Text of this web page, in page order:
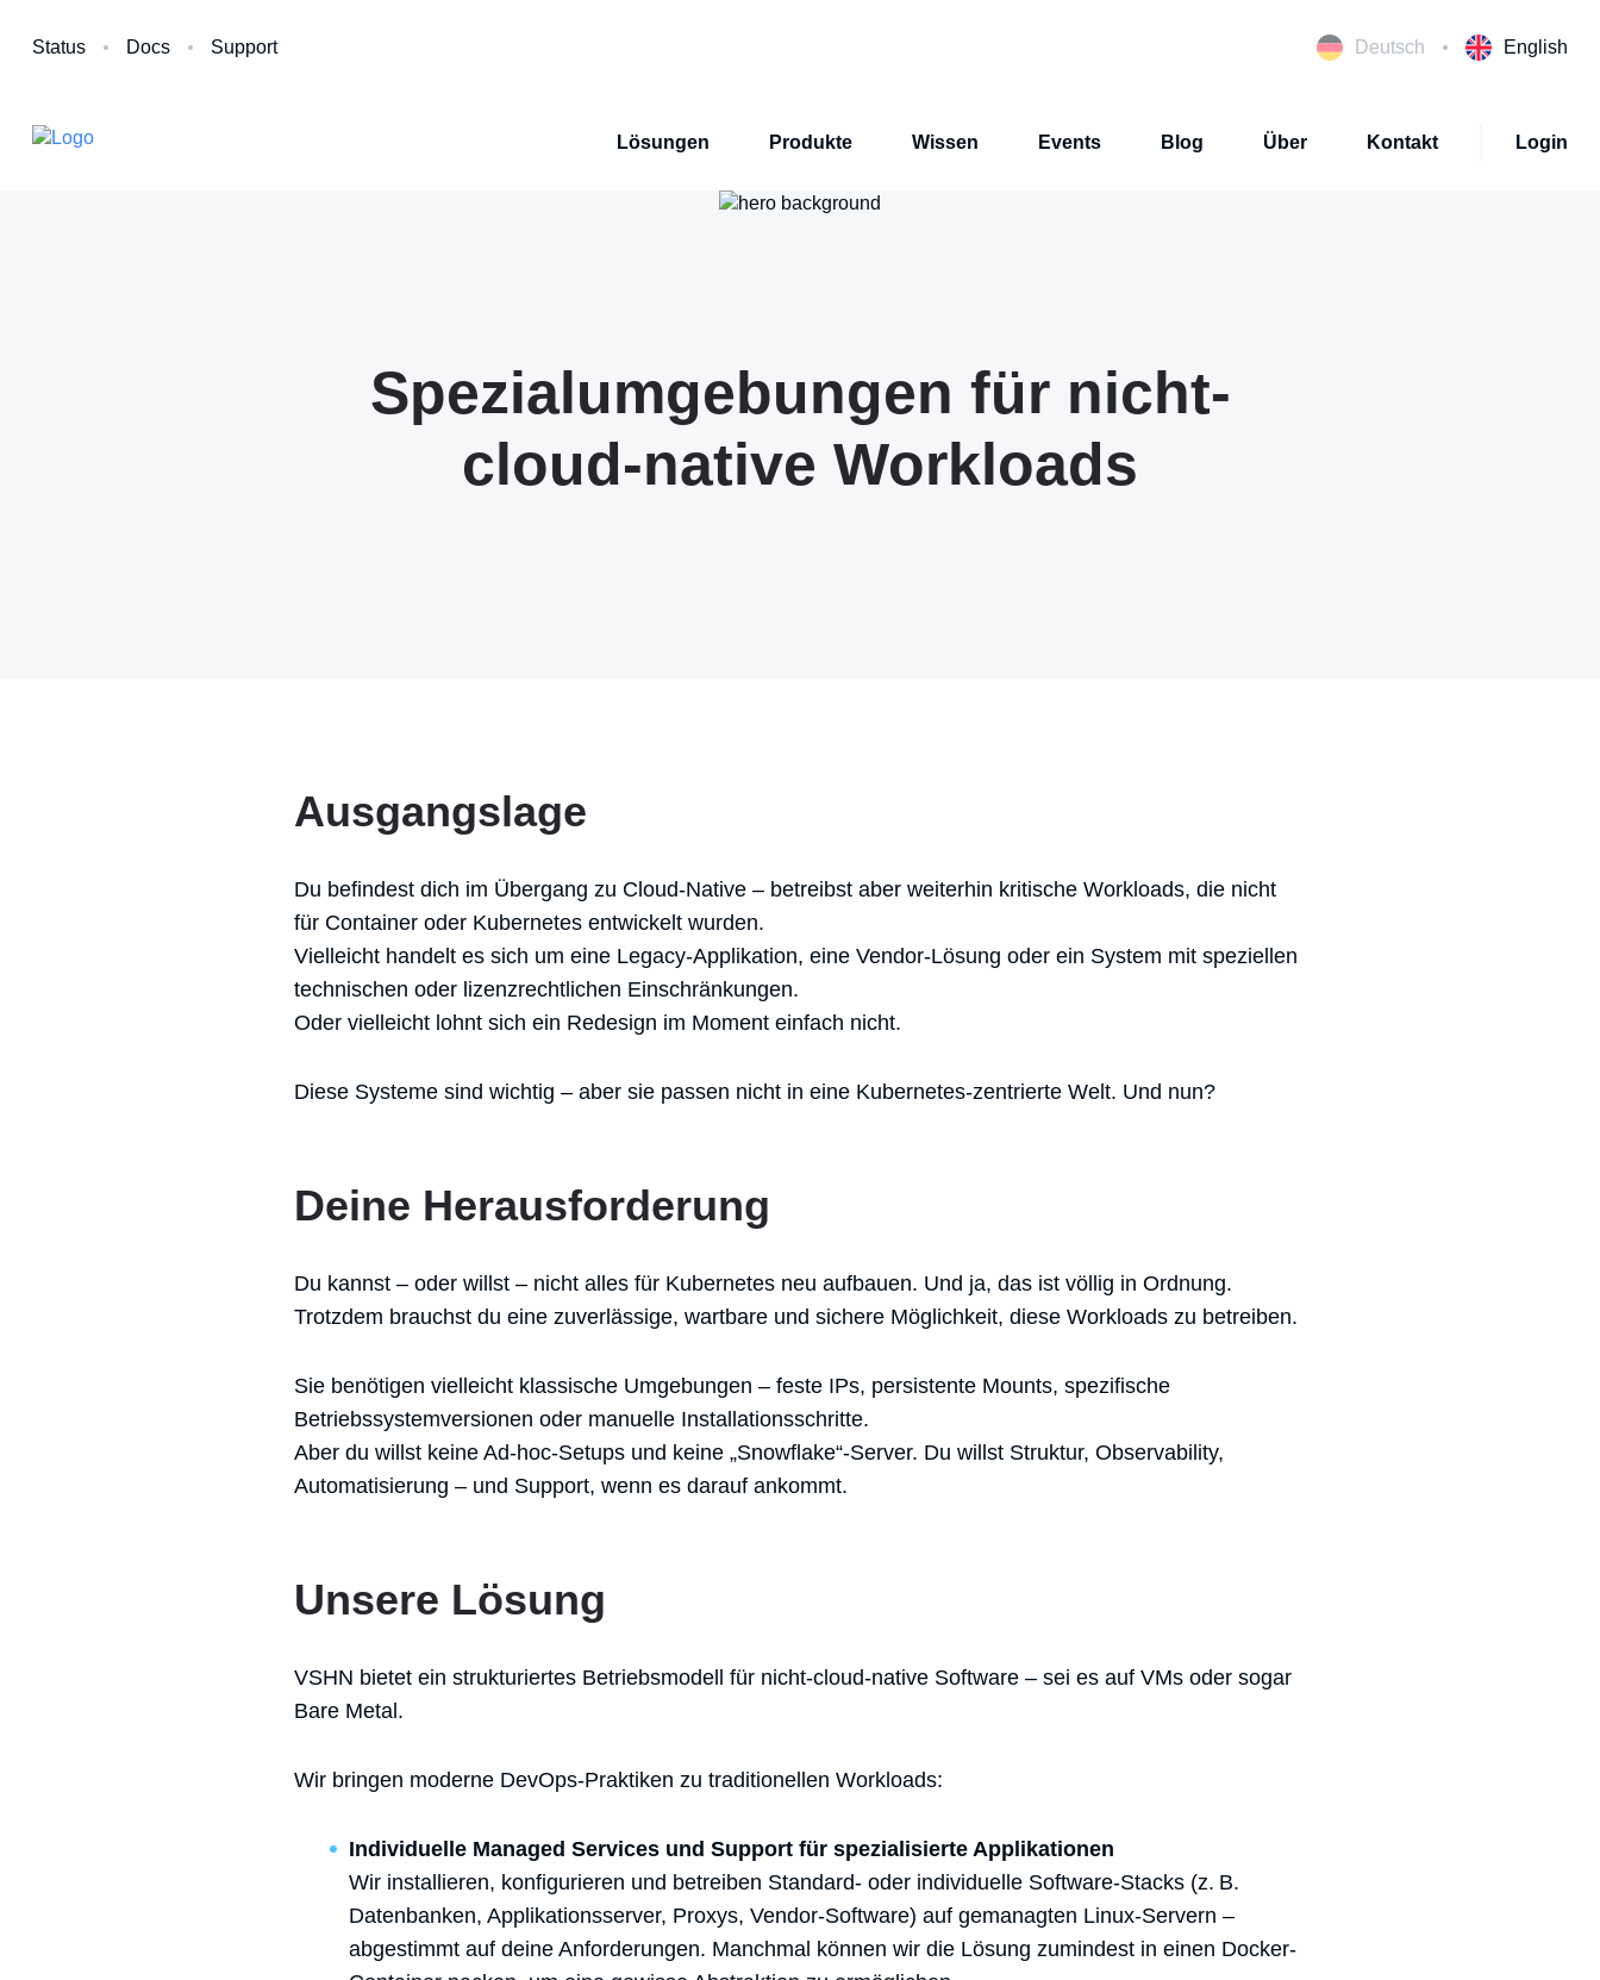
Status Docs Support Deutsch English
Lösungen Produkte Wissen Events Blog Über Kontakt Login
Spezialumgebungen für nicht-
cloud-native Workloads
Ausgangslage
Du befindest dich im Übergang zu Cloud-Native – betreibst aber weiterhin kritische Workloads, die nicht
für Container oder Kubernetes entwickelt wurden.
Vielleicht handelt es sich um eine Legacy-Applikation, eine Vendor-Lösung oder ein System mit speziellen
technischen oder lizenzrechtlichen Einschränkungen.
Oder vielleicht lohnt sich ein Redesign im Moment einfach nicht.
Diese Systeme sind wichtig – aber sie passen nicht in eine Kubernetes-zentrierte Welt. Und nun?
Deine Herausforderung
Du kannst – oder willst – nicht alles für Kubernetes neu aufbauen. Und ja, das ist völlig in Ordnung.
Trotzdem brauchst du eine zuverlässige, wartbare und sichere Möglichkeit, diese Workloads zu betreiben.
Sie benötigen vielleicht klassische Umgebungen – feste IPs, persistente Mounts, spezifische
Betriebssystemversionen oder manuelle Installationsschritte.
Aber du willst keine Ad-hoc-Setups und keine „Snowflake“-Server. Du willst Struktur, Observability,
Automatisierung – und Support, wenn es darauf ankommt.
Unsere Lösung
VSHN bietet ein strukturiertes Betriebsmodell für nicht-cloud-native Software – sei es auf VMs oder sogar
Bare Metal.
Wir bringen moderne DevOps-Praktiken zu traditionellen Workloads:
Individuelle Managed Services und Support für spezialisierte Applikationen
Wir installieren, konfigurieren und betreiben Standard- oder individuelle Software-Stacks (z. B.
Datenbanken, Applikationsserver, Proxys, Vendor-Software) auf gemanagten Linux-Servern –
abgestimmt auf deine Anforderungen. Manchmal können wir die Lösung zumindest in einen Docker-